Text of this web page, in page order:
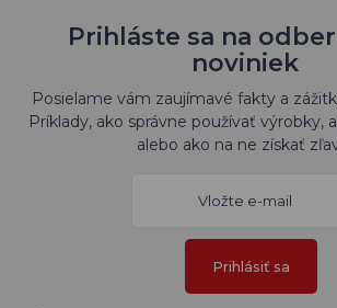
Prihláste sa na
noviniek
Posielame vám zaujímavé fakty a
Príklady, ako správne používať výrobky,
alebo ako na ne získať
Prihlásiť sa